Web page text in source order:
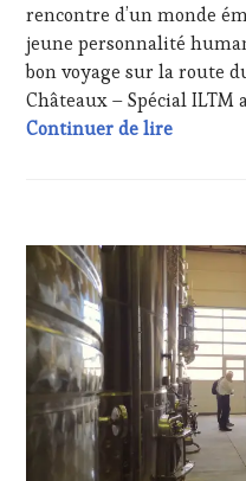
VIGNOBLES
WINE
TASTING
VOUCHER,
WINE
WINE
TOURISM
TOUR
MOVIE,
WINETASTINGVOUCHER.COM
VIN
TOURISME
PRODUCTEURS
TERROIR,
RESTAURATEUR,
CHEF,
WINE
TASTING
VOUCHER,
WINE
TOURISM
FAME,
WINE
TOURISM
TOUR
WINETASTINGVOUCHER.COM
rencontre d’un monde
jeune personnalité
bon voyage sur la route
Châteaux – Spécial ILTM
Continuer de lire
CLUB
WINE
TASTING
VOUCHER,
CÔTES-
DE-
PROVENCE,
CULTURAL
,